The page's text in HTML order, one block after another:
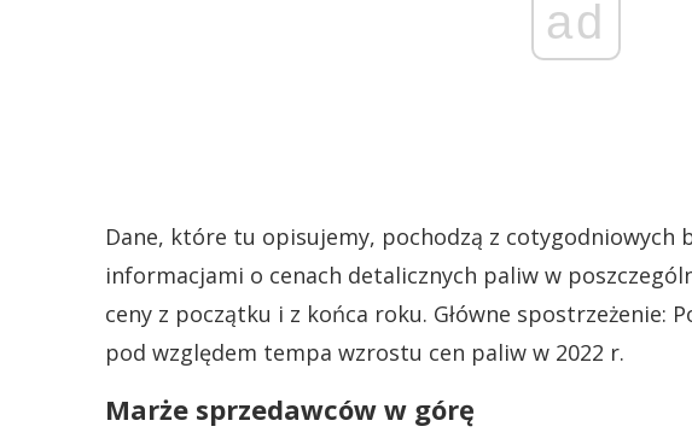
ad
Dane, które tu opisujemy, pochodzą z cotygodniowych
informacjami o cenach detalicznych paliw w
ceny z początku i z końca roku. Główne spostrzeżenie:
pod względem tempa wzrostu cen paliw w 2022 r.
Marże sprzedawców w górę